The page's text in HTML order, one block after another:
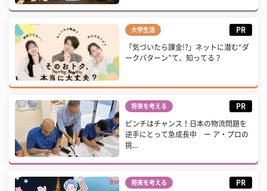
大学生活 PR
「気づいたら課金!?」ネットに潜む“ダ
ークパターン”て、知ってる？
将来を考える PR
ピンチはチャンス！日本の物流問題を
逆手にとって急成長中 ー ア・プロの
挑...
将来を考える PR